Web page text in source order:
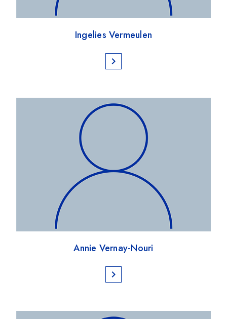
Ingelies Vermeulen
chevron_right
Annie Vernay-Nouri
chevron_right